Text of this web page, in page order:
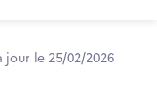
jour le 25/02/2026